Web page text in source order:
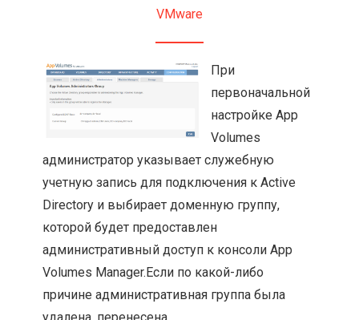
VMware
При
первоначальной
настройке App
Volumes
администратор указывает служебную
учетную запись для подключения к Active
Directory и выбирает доменную группу,
которой будет предоставлен
административный доступ к консоли App
Volumes Manager.Если по какой-либо
причине административная группа была